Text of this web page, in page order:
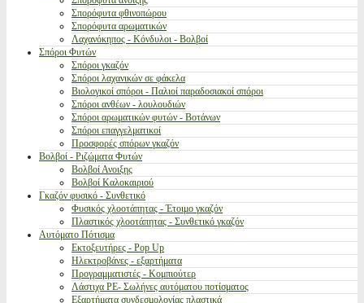
Σπορόφυτα φθινοπώρου
Σπορόφυτα αρωματικών
Λαχανόκηπος - Κόνδυλοι - Βολβοί
Σπόροι Φυτών
Σπόροι γκαζόν
Σπόροι λαχανικών σε φάκελα
Βιολογικοί σπόροι - Παλιοί παραδοσιακοί σπόροι
Σπόροι ανθέων - λουλουδιών
Σπόροι αρωματικών φυτών - Βοτάνων
Σπόροι επαγγελματικοί
Προσφορές σπόρων γκαζόν
Βολβοί - Ριζώματα Φυτών
Βολβοί Ανοιξης
Βολβοί Καλοκαιριού
Γκαζόν φυσικό - Συνθετικό
Φυσικός χλοοτάπητας - Έτοιμο γκαζόν
Πλαστικός χλοοτάπητας - Συνθετικό γκαζόν
Αυτόματο Πότισμα
Εκτοξευτήρες - Pop Up
Ηλεκτροβάνες - εξαρτήματα
Προγραμματιστές - Κομπιούτερ
Λάστιχα PE- Σωλήνες αυτόματου ποτίσματος
Εξαρτήματα συνδεσμολογίας πλαστικά